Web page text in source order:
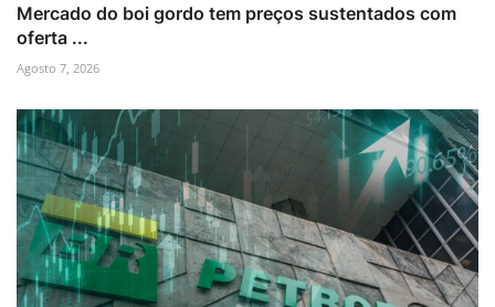
Mercado do boi gordo tem preços sustentados com
oferta ...
Agosto 7, 2026